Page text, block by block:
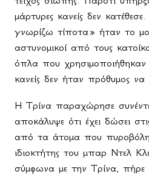
μάρτυρες κανείς δεν
γνωρίζω τίποτα» ήταν το
αστυνομικοί από τους
όπλα που χρησιμοποιήθηκαν
κανείς δεν ήταν πρόθυμος να
Η Τρίνα παραχώρησε
αποκάλυψε ότι έχει δώσει
από τα άτομα που
ιδιοκτήτης του μπαρ Ντελ
σύμφωνα με την Τρίνα,